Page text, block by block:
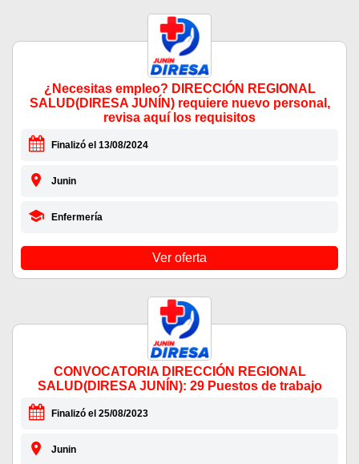
¿Necesitas empleo? DIRECCIÓN REGIONAL
SALUD(DIRESA JUNÍN) requiere nuevo personal,
revisa aquí los requisitos
Finalizó el 13/08/2024
Junin
Enfermería
Ver oferta
CONVOCATORIA DIRECCIÓN REGIONAL
SALUD(DIRESA JUNÍN): 29 Puestos de trabajo
Finalizó el 25/08/2023
Junin